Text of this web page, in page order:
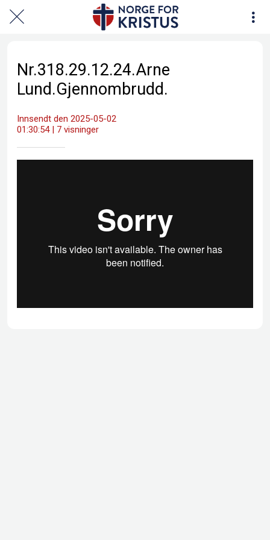
Nr.318.29.12.24.Arne
Lund.Gjennombrudd.
Innsendt den 2025-05-02
01:30:54 | 7 visninger